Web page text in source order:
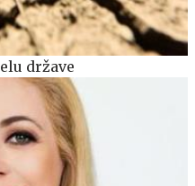
države